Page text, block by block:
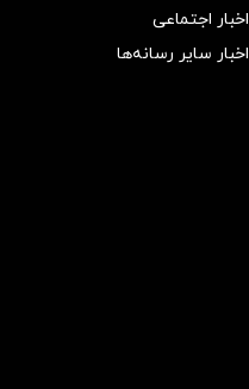
اخبار اجتماعی
اخبار سایر رسانه‌‌ها